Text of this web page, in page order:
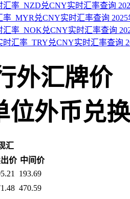
率_NZD兑CNY实时汇率查询
_MYR兑CNY实时汇率查询 2025
率_NOK兑CNY实时汇率查询
汇率_TRY兑CNY实时汇率查询
外汇牌价
位外币兑
汇
价 中间价
193.69
470.59